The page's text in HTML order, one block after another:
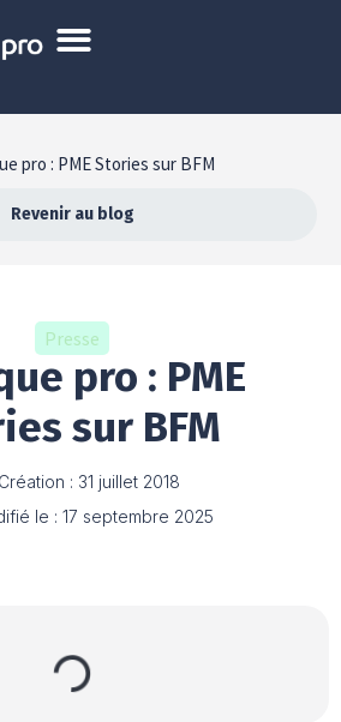
pro : PME Stories sur BFM
Revenir au blog
Presse
pro : PME
sur BFM
Création : 31 juillet 2018
le : 17 septembre 2025